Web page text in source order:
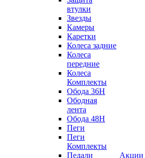
втулки
Звезды
Камеры
Каретки
Колеса задние
Колеса
передние
Колеса
Комплекты
Обода 36H
Ободная
лента
Обода 48H
Пеги
Пеги
Комплекты
Педали
Акции